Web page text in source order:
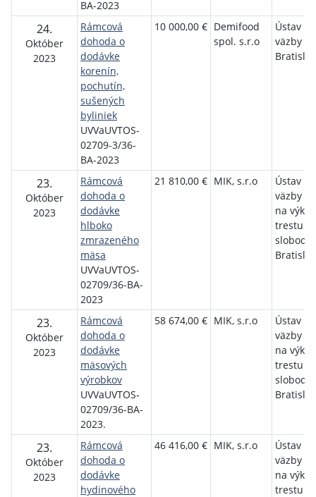
BA-2023
24.
Október
2023
Rámcová
dohoda o
dodávke
korenín,
pochutín,
sušených
byliniek
UVVaUVTOS-
02709-3/36-
BA-2023
10 000,00 € Demifood
spol. s.r.o
Ústav
väzby v
23.
Október
2023
Rámcová
dohoda o
dodávke
hlboko
zmrazeného
mäsa
UVVaUVTOS-
02709/36-BA-
2023
21 810,00 € MIK, s.r.o
Ústav
väzby a
na výkon
trestu
slobody
23.
Október
2023
Rámcová
dohoda o
dodávke
mäsových
výrobkov
UVVaUVTOS-
02709/36-BA-
2023.
58 674,00 € MIK, s.r.o
Ústav
väzby a
na výkon
trestu
slobody
23.
Október
2023
Rámcová
dohoda o
dodávke
hydinového
46 416,00 € MIK, s.r.o
Ústav
väzby a
na výkon
trestu